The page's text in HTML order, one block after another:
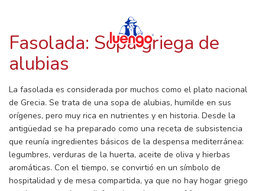
Fasolada: Sopa griega de
alubias
La fasolada es considerada por muchos como el plato nacional
de Grecia. Se trata de una sopa de alubias, humilde en sus
orígenes, pero muy rica en nutrientes y en historia. Desde la
antigüedad se ha preparado como una receta de subsistencia
que reunía ingredientes básicos de la despensa mediterránea:
legumbres, verduras de la huerta, aceite de oliva y hierbas
aromáticas. Con el tiempo, se convirtió en un símbolo de
hospitalidad y de mesa compartida, ya que no hay hogar griego